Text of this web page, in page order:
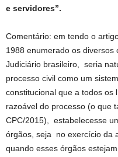
e servidores”.
Comentário: em tendo o
1988 enumerado os
Judiciário brasileiro, seria
processo civil como um
constitucional que a todos os
razoável do processo (o que
CPC/2015), estabelecesse
órgãos, seja no exercício da
quando esses órgãos